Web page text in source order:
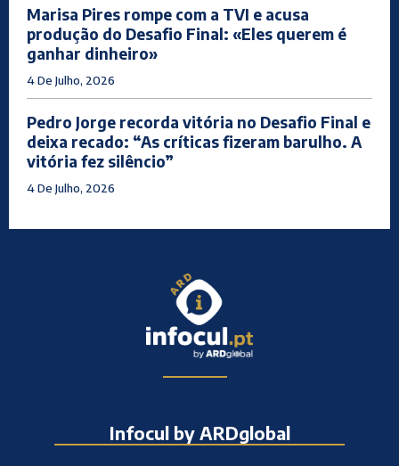
Marisa Pires rompe com a TVI e acusa
produção do Desafio Final: «Eles querem é
ganhar dinheiro»
4 De Julho, 2026
Pedro Jorge recorda vitória no Desafio Final e
deixa recado: “As críticas fizeram barulho. A
vitória fez silêncio”
4 De Julho, 2026
Infocul by ARDglobal